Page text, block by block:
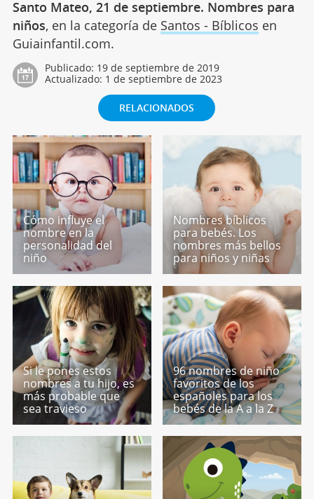
Santo Mateo, 21 de septiembre. Nombres para
niños, en la categoría de Santos - Bíblicos en
Guiainfantil.com.
Publicado: 19 de septiembre de 2019
Actualizado: 1 de septiembre de 2023
RELACIONADOS
Cómo influye el
nombre en la
personalidad del
niño
Nombres bíblicos
para bebés. Los
nombres más bellos
para niños y niñas
Si le pones estos
nombres a tu hijo, es
más probable que
sea travieso
96 nombres de niño
favoritos de los
españoles para los
bebés de la A a la Z